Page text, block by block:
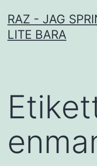
till
innehåll
RAZ - JAG
LITE BARA